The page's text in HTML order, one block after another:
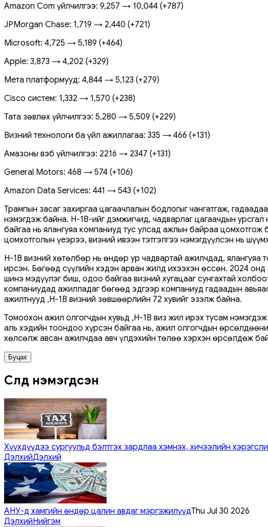
Amazon Com үйлчилгээ: 9,257 → 10,044 (+787)
JPMorgan Chase: 1,719 → 2,440 (+721)
Microsoft: 4,725 → 5,189 (+464)
Apple: 3,873 → 4,202 (+329)
Мета платформууд: 4,844 → 5,123 (+279)
Cisco систем: 1,332 → 1,570 (+238)
Тата зөвлөх үйлчилгээ: 5,280 → 5,509 (+229)
Визний технологи ба үйл ажиллагаа: 335 → 466 (+131)
Амазоны вэб үйлчилгээ: 2216 → 2347 (+131)
General Motors: 468 → 574 (+106)
Amazon Data Services: 441 → 543 (+102)
Трампын засаг захиргаа цагаачлалын бодлогыг чангатгаж,
нэмэгдэж байна. H-1B-ийг дэмжигчид, чадварлаг цагаачдын
байгаа нь ялангуяа компаниуд тус улсад ажлын байраа
цомхотголын үеэрээ, визний ивээн тэтгэлгээ нэмэгдүүлсэн нь
H-1B визний хөтөлбөр нь өндөр ур чадвартай ажилчдад,
ирсэн. Бөгөөд сүүлийн хэдэн арван жилд ихээхэн өссөн. 2024
шинэ мэдүүлэг биш, одоо байгаа визний хугацааг сунгахтай
компаниудад ажилладаг бөгөөд эдгээр компаниуд гадаадын
ажилтнууд ,H-1B визний зөвшөөрлийн 72 хувийг эзэлж байна.
Томоохон ажил олгогчдын хувьд ,H-1B виз жил ирэх тусам
аль хэдийн тоондоо хүрсэн байгаа нь, ажил олгогчдын
хөлсөлж авсан ажилчдаа авч үлдэхийн төлөө хэрхэн өрсөлдөж
Буцах
Сүүлд нэмэгдсэн
Хүүхдүүдээ сургуульд бэлтгэх зардлаа хэмнэх, хичээлийн
ДэлхийДэлхий
АНУ-д хамгийн өндөр цалин авдаг мэргэжилүүдThu Jul 30 2026
ДэлхийНийгэм